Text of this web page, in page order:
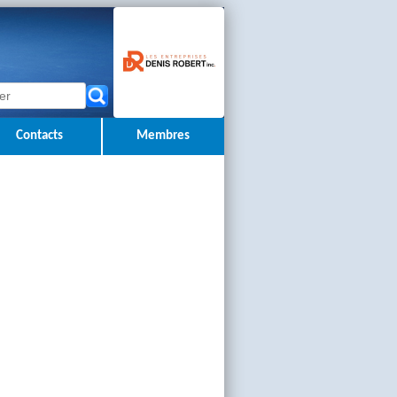
Contacts Membres